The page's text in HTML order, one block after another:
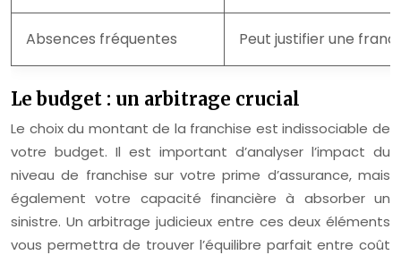
Absences fréquentes Peut justifier une
Le budget : un arbitrage crucial
Le choix du montant de la franchise est indissociable de
votre budget. Il est important d’analyser l’impact du
niveau de franchise sur votre prime d’assurance, mais
également votre capacité financière à absorber un
sinistre. Un arbitrage judicieux entre ces deux éléments
vous permettra de trouver l’équilibre parfait entre coût